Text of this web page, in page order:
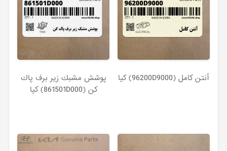
آنتن كامل (96200D9000) کیا
پوشش مشبك زير برف پاك
كن (861501D000) کیا